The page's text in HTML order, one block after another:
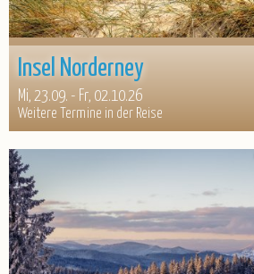
Insel Norderney
Mi, 23.09. - Fr, 02.10.26
Weitere Termine in der Reise